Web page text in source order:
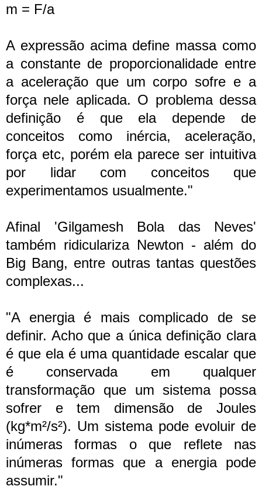
m = F/a
A expressão acima define massa como
a constante de proporcionalidade entre
a aceleração que um corpo sofre e a
força nele aplicada. O problema dessa
definição é que ela depende de
conceitos como inércia, aceleração,
força etc, porém ela parece ser intuitiva
por lidar com conceitos que
experimentamos usualmente."
Afinal 'Gilgamesh Bola das Neves'
também ridiculariza Newton - além do
Big Bang, entre outras tantas questões
complexas...
"A energia é mais complicado de se
definir. Acho que a única definição clara
é que ela é uma quantidade escalar que
é conservada em qualquer
transformação que um sistema possa
sofrer e tem dimensão de Joules
(kg*m²/s²). Um sistema pode evoluir de
inúmeras formas o que reflete nas
inúmeras formas que a energia pode
assumir."